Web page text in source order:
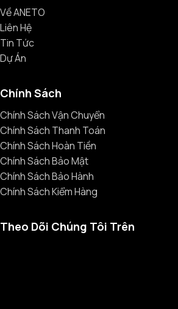
Về ANETO
Liên Hệ
Tin Tức
Dự Án
Chính Sách
Chính Sách Vận Chuyển
Chính Sách Thanh Toán
Chính Sách Hoàn Tiền
Chính Sách Bảo Mật
Chính Sách Bảo Hành
Chính Sách Kiểm Hàng
Theo Dõi Chúng Tôi Trên